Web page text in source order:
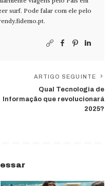
surf. Pode falar com ele pelo
.
ARTIGO SEGUINTE
Qual Tecnologia de
Informação que revolucionará
2025?